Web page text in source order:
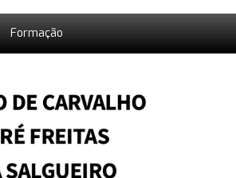
Formação